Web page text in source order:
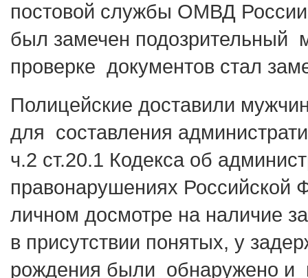
постовой службы ОМВД
был замечен подозрительный
проверке документов стал
Полицейские доставили
для составления
ч.2 ст.20.1 Кодекса об
правонарушениях Российской
личном досмотре на наличие
в присутствии понятых, у
рождения были обнаружено и